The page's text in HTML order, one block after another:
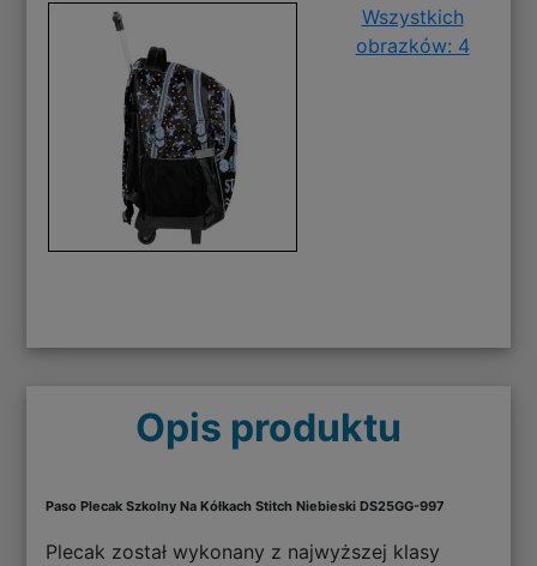
Wszystkich
obrazków: 4
Opis produktu
Paso Plecak Szkolny Na Kółkach Stitch Niebieski DS25GG-997
Plecak został wykonany z najwyższej klasy